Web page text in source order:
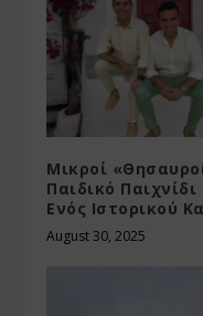
Μικροί
Παιδικό
Ενός Ιστορικού
August 30, 2025